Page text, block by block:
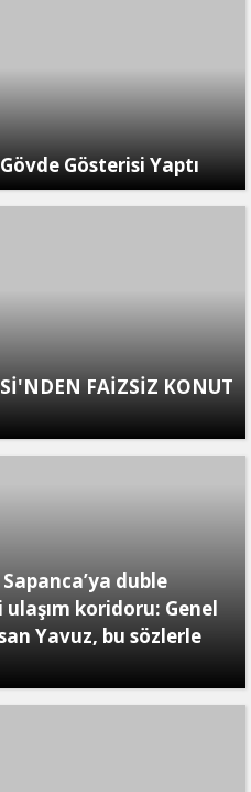
Gösterisi Yaptı
FAİZSİZ KONUT
duble
koridoru: Genel
Yavuz, bu sözlerle